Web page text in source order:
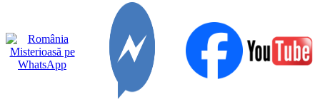
Evoluționismul
„Procesul
maimuțelor„